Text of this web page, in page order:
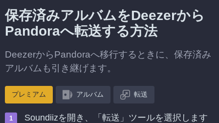
保存済みアルバムをDeezerから
Pandoraへ転送する方法
DeezerからPandoraへ移行するときに、保存済み
アルバムも引き継げます。
プレミアム アルバム 転送
Soundiizを開き、「転送」ツールを選択します